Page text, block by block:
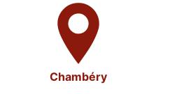
Chambéry